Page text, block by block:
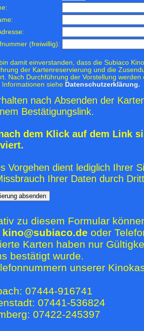
(freiwillig):
damit einverstanden, dass die Subiaco
der Kartenreservierung und die
Nach Durchführung der Vorstellung
Informationen siehe Datenschutzerklärung.
nach Absenden der
Bestätigungslink.
dem Klick auf dem Link
Vorgehen dient lediglich Ihrer
Ihrer Daten durch
zu diesem Formular
kino@subiaco.de oder
Karten haben nur
bestätigt wurde.
unserer
07444-916741
07441-536824
07422-245397